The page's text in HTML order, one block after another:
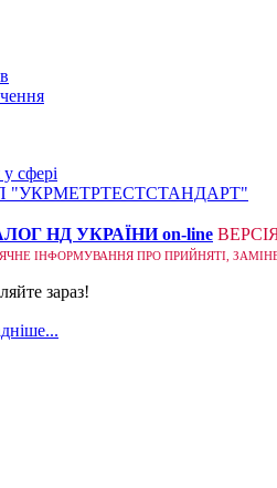
сфері
ДП "УКРМЕТРТЕСТСТАНДАРТ"
НД УКРАЇНИ on-line
ІНФОРМУВАННЯ ПРО ПРИЙНЯТІ,
зараз!